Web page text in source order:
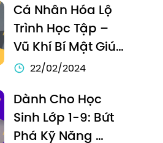
Cá Nhân Hóa Lộ
Trình Học Tập –
Vũ Khí Bí Mật Giúp
Con Nhảy Vọt
22/02/2024
Dành Cho Học
Sinh Lớp 1-9: Bứt
Phá Kỹ Năng